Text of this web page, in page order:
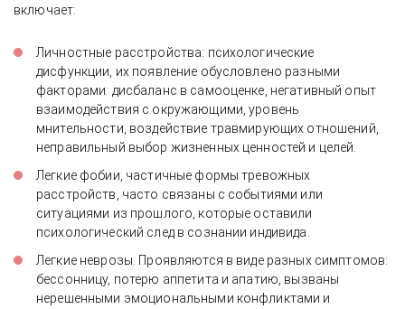
включает:
Личностные расстройства: психологические
дисфункции, их появление обусловлено разными
факторами: дисбаланс в самооценке, негативный опыт
взаимодействия с окружающими, уровень
мнительности, воздействие травмирующих отношений,
неправильный выбор жизненных ценностей и целей.
Легкие фобии, частичные формы тревожных
расстройств, часто связаны с событиями или
ситуациями из прошлого, которые оставили
психологический след в сознании индивида.
Легкие неврозы. Проявляются в виде разных симптомов:
бессонницу, потерю аппетита и апатию, вызваны
нерешенными эмоциональными конфликтами и